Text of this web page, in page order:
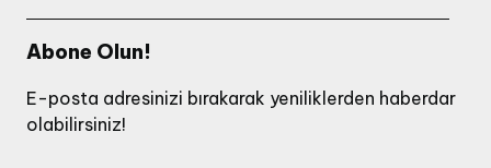
Abone Olun!
E-posta adresinizi bırakarak yeniliklerden haberdar
olabilirsiniz!